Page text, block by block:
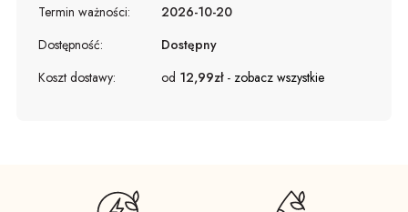
Termin ważności:
2026-10-20
Dostępność:
Dostępny
Koszt dostawy:
od 12,99zł - zobacz wszystkie